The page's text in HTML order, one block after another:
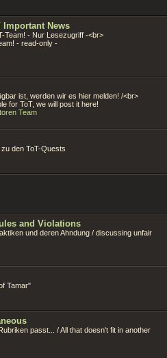
News
Team! - Nur Lesezugriff -<br>
- read-only -
ist, werden wir es hier melden! /<br>
for ToT, we will post it here!
Team
den ToT-Quests
and Violations
und deren Ahndung / discussing unfair
Tamar"
passt... / All that doesn't fit in another